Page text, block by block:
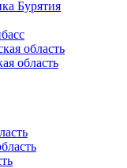
Бурятия
область
область